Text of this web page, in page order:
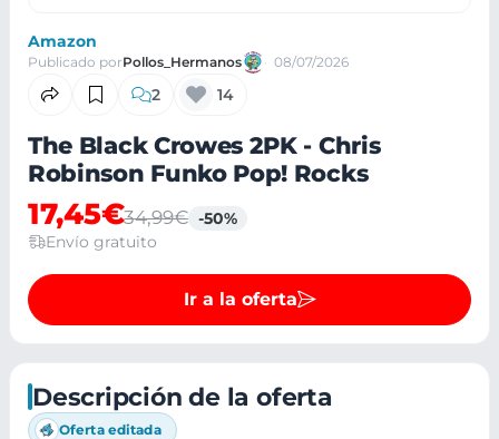
Amazon
Publicado porPollos_Hermanos 08/07/2026
2 14
The Black Crowes 2PK - Chris
Robinson Funko Pop! Rocks
17,45€34,99€ -50%
Envío gratuito
Ir a la oferta
Descripción de la oferta
Oferta editada